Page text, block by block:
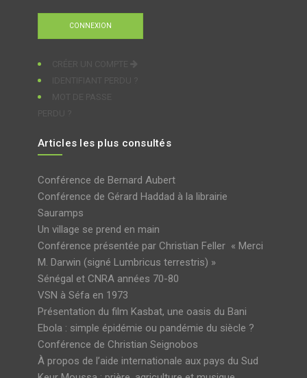
Articles les plus consultés
Conférence de Bernard Aubert
Conférence de Gérard Haddad à la librairie
Sauramps
Un village se prend en main
Conférence présentée par Christian Feller « Merci
M. Darwin (signé Lumbricus terrestris) »
Sénégal et CNRA années 70-80
VSN à Séfa en 1973
Présentation du film Kasbat, une oasis du Bani
Ebola : simple épidémie ou pandémie du siècle ?
Conférence de Christian Seignobos
À propos de l’aide internationale aux pays du Sud